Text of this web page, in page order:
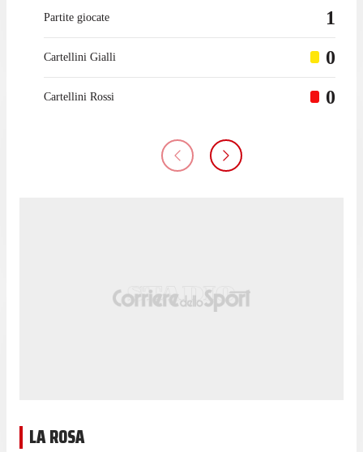
Partite giocate 1
Cartellini Gialli 0
Cartellini Rossi 0
LA ROSA